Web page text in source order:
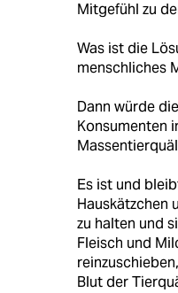
Mitgefühl zu
Was ist die
menschliches
Dann würde
Konsumenten
Es ist und
Hauskätzchen
zu halten und
Fleisch und
Blut der